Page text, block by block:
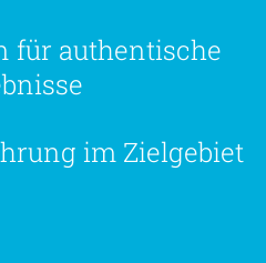
für authentische
im Zielgebiet